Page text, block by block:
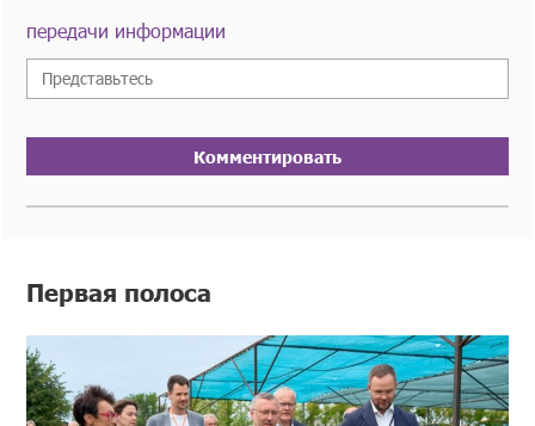
передачи информации
Комментировать
Первая полоса